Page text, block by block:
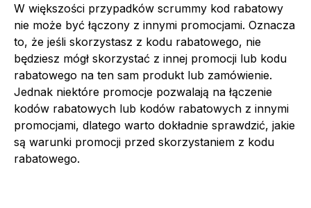
W większości przypadków scrummy kod rabatowy
nie może być łączony z innymi promocjami. Oznacza
to, że jeśli skorzystasz z kodu rabatowego, nie
będziesz mógł skorzystać z innej promocji lub kodu
rabatowego na ten sam produkt lub zamówienie.
Jednak niektóre promocje pozwalają na łączenie
kodów rabatowych lub kodów rabatowych z innymi
promocjami, dlatego warto dokładnie sprawdzić, jakie
są warunki promocji przed skorzystaniem z kodu
rabatowego.